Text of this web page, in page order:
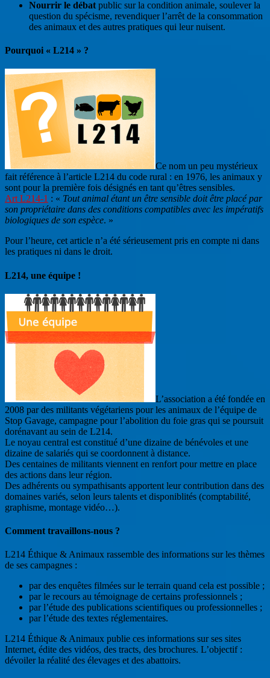
Nourrir le débat public sur la condition animale, soulever la
question du spécisme, revendiquer l’arrêt de la consommation
des animaux et des autres pratiques qui leur nuisent.
Pourquoi « L214 » ?
Ce nom un peu mystérieux
fait référence à l’article L214 du code rural : en 1976, les animaux y
sont pour la première fois désignés en tant qu’êtres sensibles.
Art L214-1 : « Tout animal étant un être sensible doit être placé par
son propriétaire dans des conditions compatibles avec les impératifs
biologiques de son espèce. »
Pour l’heure, cet article n’a été sérieusement pris en compte ni dans
les pratiques ni dans le droit.
L214, une équipe !
L’association a été fondée en
2008 par des militants végétariens pour les animaux de l’équipe de
Stop Gavage, campagne pour l’abolition du foie gras qui se poursuit
dorénavant au sein de L214.
Le noyau central est constitué d’une dizaine de bénévoles et une
dizaine de salariés qui se coordonnent à distance.
Des centaines de militants viennent en renfort pour mettre en place
des actions dans leur région.
Des adhérents ou sympathisants apportent leur contribution dans des
domaines variés, selon leurs talents et disponiblités (comptabilité,
graphisme, montage vidéo…).
Comment travaillons-nous ?
L214 Éthique & Animaux rassemble des informations sur les thèmes
de ses campagnes :
par des enquêtes filmées sur le terrain quand cela est possible ;
par le recours au témoignage de certains professionnels ;
par l’étude des publications scientifiques ou professionnelles ;
par l’étude des textes réglementaires.
L214 Éthique & Animaux publie ces informations sur ses sites
Internet, édite des vidéos, des tracts, des brochures. L’objectif :
dévoiler la réalité des élevages et des abattoirs.